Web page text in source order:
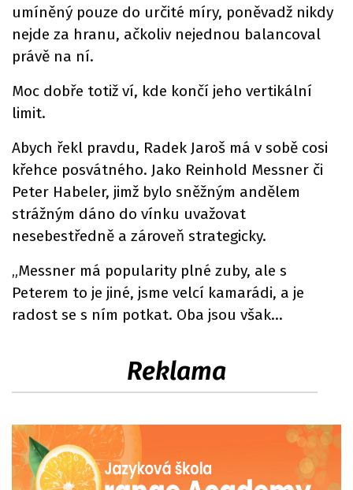
umíněný pouze do určité míry, poněvadž nikdy
nejde za hranu, ačkoliv nejednou balancoval
právě na ní.
Moc dobře totiž ví, kde končí jeho vertikální
limit.
Abych řekl pravdu, Radek Jaroš má v sobě cosi
křehce posvátného. Jako Reinhold Messner či
Peter Habeler, jimž bylo sněžným andělem
strážným dáno do vínku uvažovat
nesebestředně a zároveň strategicky.
„Messner má popularity plné zuby, ale s
Peterem to je jiné, jsme velcí kamarádi, a je
radost se s ním potkat. Oba jsou však…
Reklama